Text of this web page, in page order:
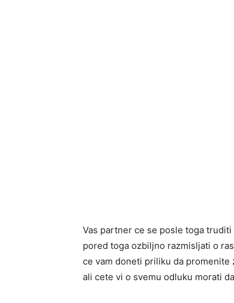
Vas partner ce se posle toga
pored toga ozbiljno razmisljati o
ce vam doneti priliku da promenite
ali cete vi o svemu odluku morati